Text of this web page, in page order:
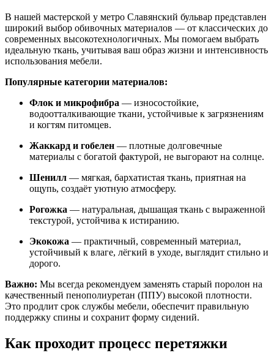
В нашей мастерской у метро Славянский бульвар представлен
широкий выбор обивочных материалов — от классических до
современных высокотехнологичных. Мы помогаем выбрать
идеальную ткань, учитывая ваш образ жизни и интенсивность
использования мебели.
Популярные категории материалов:
Флок и микрофибра — износостойкие,
водоотталкивающие ткани, устойчивые к загрязнениям
и когтям питомцев.
Жаккард и гобелен — плотные долговечные
материалы с богатой фактурой, не выгорают на солнце.
Шенилл — мягкая, бархатистая ткань, приятная на
ощупь, создаёт уютную атмосферу.
Рогожка — натуральная, дышащая ткань с выраженной
текстурой, устойчива к истиранию.
Экокожа — практичный, современный материал,
устойчивый к влаге, лёгкий в уходе, выглядит стильно и
дорого.
Важно: Мы всегда рекомендуем заменять старый поролон на
качественный пенополиуретан (ППУ) высокой плотности.
Это продлит срок службы мебели, обеспечит правильную
поддержку спины и сохранит форму сидений.
Как проходит процесс перетяжки